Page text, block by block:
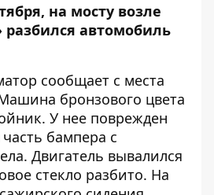
на мосту возле
разбился автомобиль
сообщает с места
бронзового цвета
У нее поврежден
бампера с
Двигатель вывалился
стекло разбито. На